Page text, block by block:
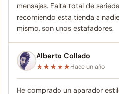
mensajes. Falta total de
recomiendo esta tienda a
mismo, son unos estafadores.
Alberto Collado
★★★★★Hace un año
He comprado un aparador